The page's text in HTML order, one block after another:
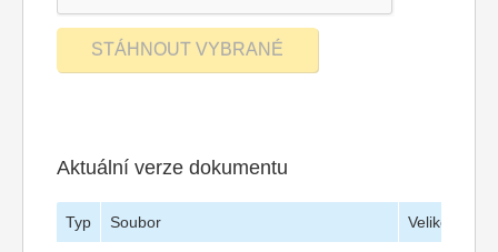
Aktuální verze dokumentu
Typ Soubor Velikost